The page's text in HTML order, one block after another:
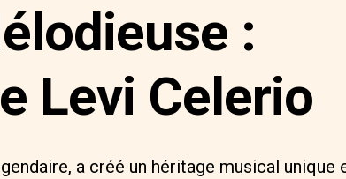
:
Levi Celerio
a créé un héritage musical unique